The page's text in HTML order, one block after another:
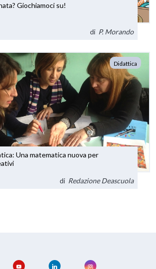
Giochiamoci su!
di P. Morando
Didattica
Una matematica nuova per
di Redazione Deascuola